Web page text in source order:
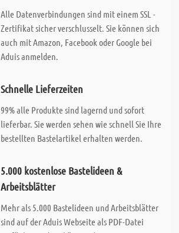
Alle Datenverbindungen sind mit einem SSL -
Zertifikat sicher verschlusselt. Sie können sich
auch mit Amazon, Facebook oder Google bei
Aduis anmelden.
Schnelle Lieferzeiten
99% alle Produkte sind lagernd und sofort
lieferbar. Sie werden sehen wie schnell Sie Ihre
bestellten Bastelartikel erhalten werden.
5.000 kostenlose Bastelideen &
Arbeitsblätter
Mehr als 5.000 Bastelideen und Arbeitsblätter
sind auf der Aduis Webseite als PDF-Datei